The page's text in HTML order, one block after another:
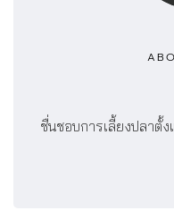
ชื่นชอบการเลี้ยงปลาตั้ง